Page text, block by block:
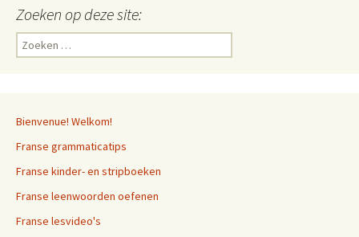
Zoeken op deze site:
Zoeken
naar:
Bienvenue! Welkom!
Franse grammaticatips
Franse kinder- en stripboeken
Franse leenwoorden oefenen
Franse lesvideo's